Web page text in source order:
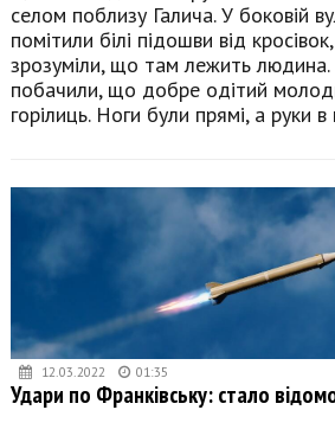
селом поблизу Галича. У боковій
помітили білі підошви від
зрозуміли, що там лежить людина.
побачили, що добре одітий
горілиць. Ноги були прямі, а руки
12.03.2022 01:35
Удари по Франківську: стало